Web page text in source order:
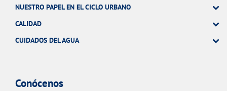
NUESTRO PAPEL EN EL CICLO URBANO
CALIDAD
CUIDADOS DEL AGUA
Conócenos